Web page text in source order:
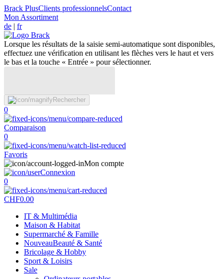
Brack PlusClients professionnelsContact
Mon Assortiment
de | fr
Lorsque les résultats de la saisie semi-automatique sont disponibles,
effectuez une vérification en utilisant les flèches vers le haut et vers
le bas et la touche « Entrée » pour sélectionner.
Rechercher
0
Comparaison
0
Favoris
Mon compte
Connexion
0
CHF0.00
IT & Multimédia
Maison & Habitat
Supermarché & Famille
NouveauBeauté & Santé
Bricolage & Hobby
Sport & Loisirs
Sale